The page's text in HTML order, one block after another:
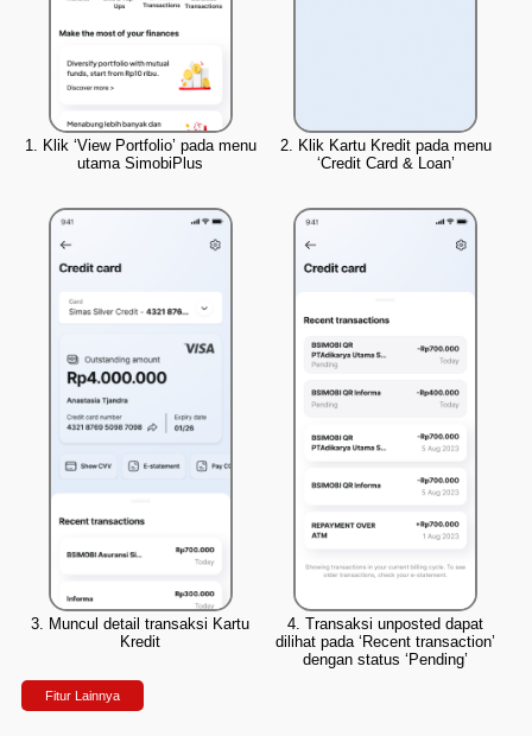
1. Klik ‘View Portfolio’ pada menu
utama SimobiPlus
2. Klik Kartu Kredit pada menu
‘Credit Card & Loan’
3. Muncul detail transaksi Kartu
Kredit
4. Transaksi unposted dapat
dilihat pada ‘Recent transaction’
dengan status ‘Pending’
Fitur Lainnya